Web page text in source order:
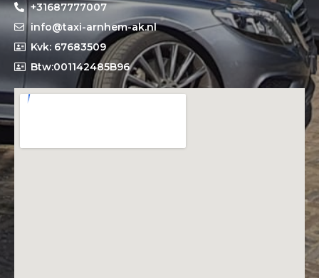
+31687777007
info@taxi-arnhem-ak.nl
Kvk: 67683509
Btw:001142485B96